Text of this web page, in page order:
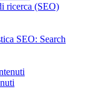
ricerca (SEO)
SEO: Search